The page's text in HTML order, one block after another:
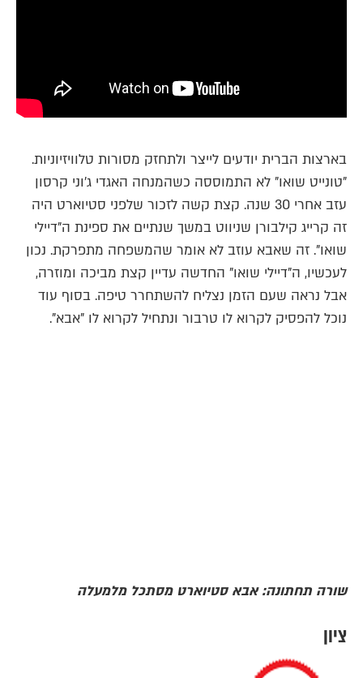
בארצות הברית יודעים לייצר ולתחזק מסורות טלוויזיוניות.
"טונייט שואו" לא התמוססה כשהמנחה האגדי ג'וני קרסון
עזב אחרי 30 שנה. קצת קשה לזכור שלפני סטיוארט היה
זה קרייג קילבורן שניווט במשך שנתיים את ספינת ה"דיילי
שואו". זה שאבא עוזב לא אומר שהמשפחה מתפרקת. נכון
לעכשיו, ה"דיילי שואו" החדשה עדיין קצת מביכה ומוזרה,
אבל נראה שעם הזמן נצליח להשתחרר טיפה. בסוף עוד
נוכל להפסיק לקרוא לו טרבור ונתחיל לקרוא לו "אבא".
שורה תחתונה: אבא סטיוארט מסתכל מלמעלה
ציון